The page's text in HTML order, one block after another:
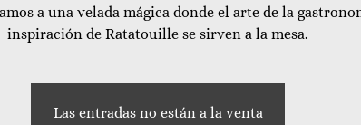
a una velada mágica donde el arte de la
inspiración de Ratatouille se sirven a la mesa.
Las entradas no están a la venta